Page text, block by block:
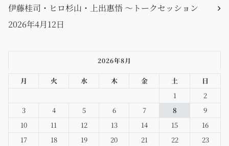
伊藤桂司・ヒロ杉山・上出惠悟 〜トークセッション
2026年4月12日
2026年8月
月 火 水 木 金 土
日
1
2
3
4 5 6 7 8
9
10
11 12 13 14 15
16
17
18 19 20 21 22
23